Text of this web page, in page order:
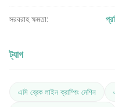
সরবরাহ ক্ষমতা:
ট্যাগ
এসি ব্রেক লাইন ক্রাম্পিং মেশিন